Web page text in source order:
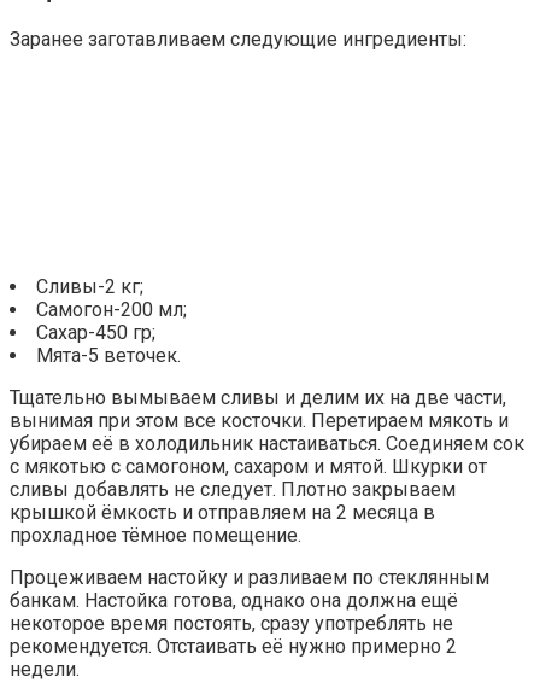
Заранее заготавливаем следующие ингредиенты:
Сливы-2 кг;
Самогон-200 мл;
Сахар-450 гр;
Мята-5 веточек.
Тщательно вымываем сливы и делим их на две части,
вынимая при этом все косточки. Перетираем мякоть и
убираем её в холодильник настаиваться. Соединяем сок
с мякотью с самогоном, сахаром и мятой. Шкурки от
сливы добавлять не следует. Плотно закрываем
крышкой ёмкость и отправляем на 2 месяца в
прохладное тёмное помещение.
Процеживаем настойку и разливаем по стеклянным
банкам. Настойка готова, однако она должна ещё
некоторое время постоять, сразу употреблять не
рекомендуется. Отстаивать её нужно примерно 2
недели.